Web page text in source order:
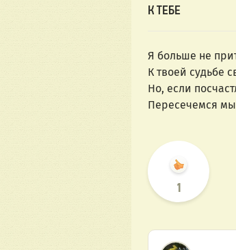
К ТЕБЕ
Я больше не
К твоей судьбе
Но, если
Пересечемся мы
1